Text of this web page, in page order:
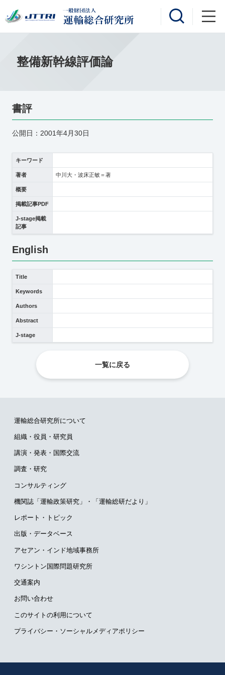
整備新幹線評価論
書評
公開日：2001年4月30日
キーワード
著者 中川大・波床正敏＝著
概要
掲載記事PDF
J-stage掲載
記事
English
Title
Keywords
Authors
Abstract
J-stage
一覧に戻る
運輸総合研究所について
組織・役員・研究員
講演・発表・国際交流
調査・研究
コンサルティング
機関誌「運輸政策研究」・ 「運輸総研だより」
レポート・トピック
出版・データベース
アセアン・インド地域事務所
ワシントン国際問題研究所
交通案内
お問い合わせ
このサイトの利用について
プライバシー・ソーシャルメディアポリシー